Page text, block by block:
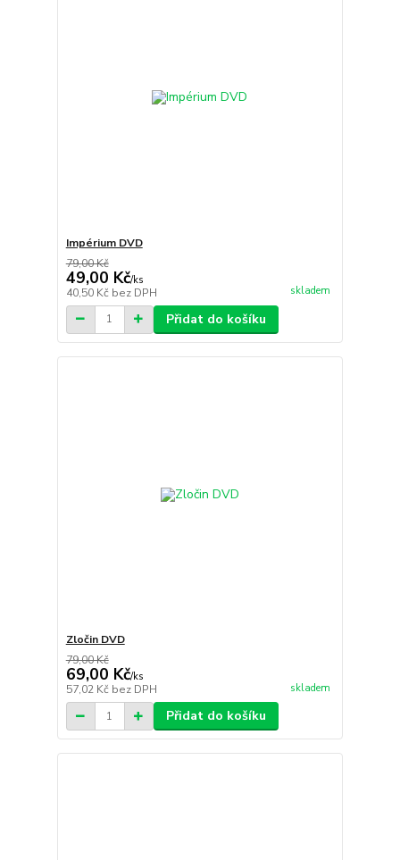
Impérium DVD
79,00 Kč
49,00 Kč/ks
40,50 Kč bez DPH skladem
Přidat do košíku
Zločin DVD
79,00 Kč
69,00 Kč/ks
57,02 Kč bez DPH skladem
Přidat do košíku